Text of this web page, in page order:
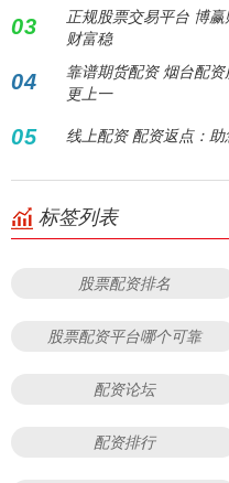
03
正规股票交易平台 博
财富稳
04
靠谱期货配资 烟台配
更上一
05 线上配资 配资返点：
标签列表
股票配资排名
股票配资平台哪个可靠
配资论坛
配资排行